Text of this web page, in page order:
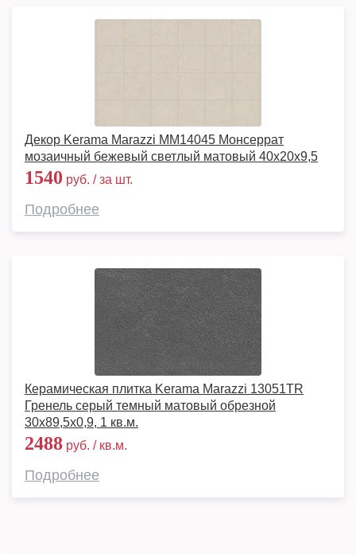
Декор Kerama Marazzi MM14045 Монсеррат
мозаичный бежевый светлый матовый 40x20x9,5
1540 руб. / за шт.
Подробнее
Керамическая плитка Kerama Marazzi 13051TR
Гренель серый темный матовый обрезной
30x89,5x0,9, 1 кв.м.
2488 руб. / кв.м.
Подробнее